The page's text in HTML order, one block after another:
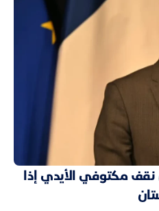
نقف مكتوفي الأيدي إذا